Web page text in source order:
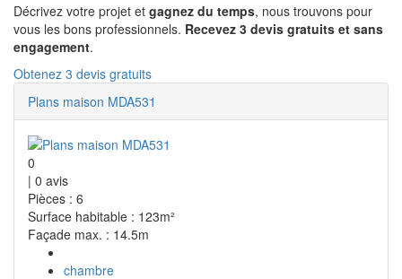
Décrivez votre projet et gagnez du temps, nous trouvons pour
vous les bons professionnels. Recevez 3 devis gratuits et sans
engagement.
Obtenez 3 devis gratuits
Plans maison MDA531
0
| 0 avis
Pièces : 6
Surface habitable : 123m²
Façade max. : 14.5m
chambre